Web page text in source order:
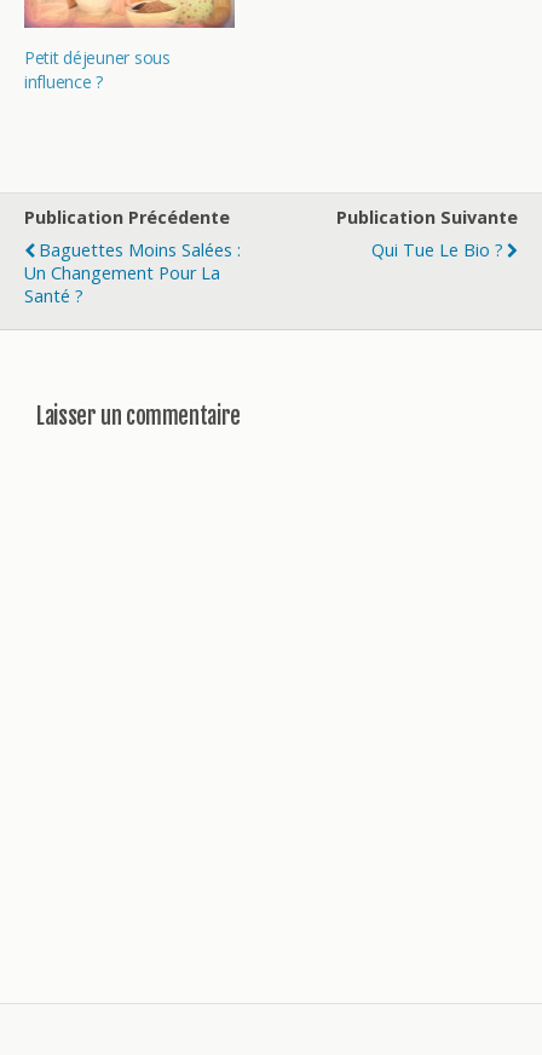
Petit déjeuner sous
influence ?
Publication Précédente
Baguettes Moins Salées :
Un Changement Pour La
Santé ?
Publication Suivante
Qui Tue Le Bio ?
Laisser un commentaire